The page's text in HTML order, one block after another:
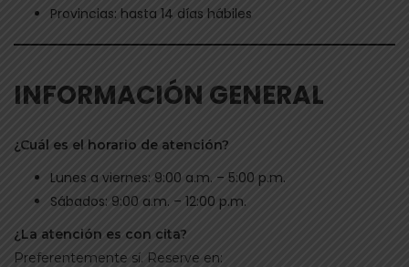
Provincias: hasta 14 días hábiles
INFORMACIÓN GENERAL
¿Cuál es el horario de atención?
Lunes a viernes: 9:00 a.m. – 5:00 p.m.
Sábados: 9:00 a.m. – 12:00 p.m.
¿La atención es con cita?
Preferentemente sí. Reserve en: